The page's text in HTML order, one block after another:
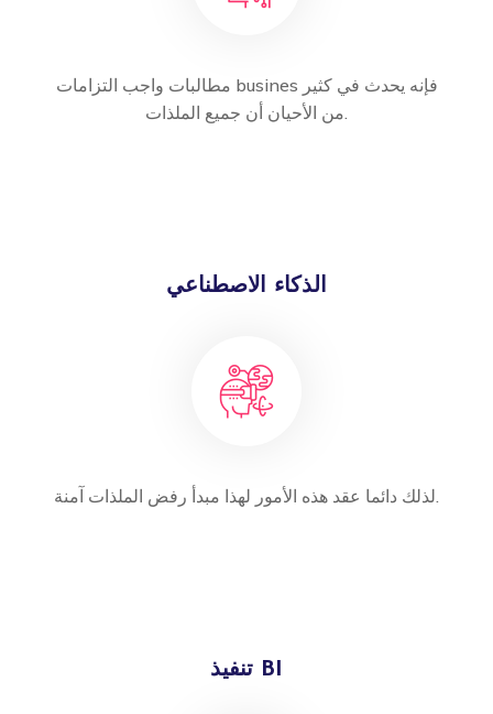
مطالبات واجب التزامات busines فإنه يحدث في كثير
من الأحيان أن جميع الملذات.
الذكاء الاصطناعي
لذلك دائما عقد هذه الأمور لهذا مبدأ رفض الملذات آمنة.
تنفيذ BI